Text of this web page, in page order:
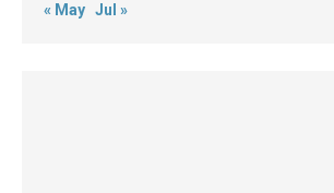
« May Jul »